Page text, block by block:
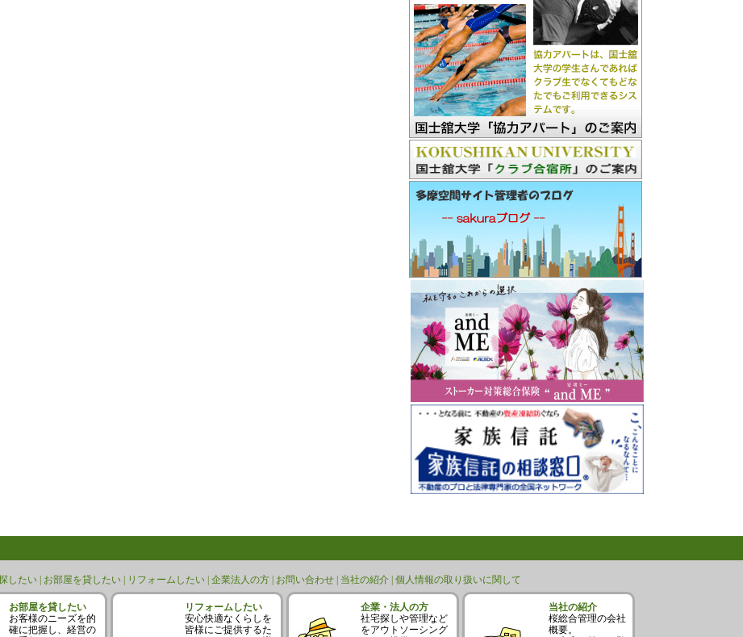
したい | お部屋を貸したい | リフォームしたい | 企業法人の方 | お問い合わせ | 当社の紹介 | 個人情報の取り扱いに関して
お部屋を貸したい
お客様のニーズを的
確に把握し、経営の
リフォームしたい
安心快適なくらしを
皆様にご提供するた
企業・法人の方
社宅探しや管理など
をアウトソーシング
当社の紹介
桜総合管理の会社
概要。